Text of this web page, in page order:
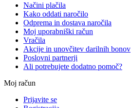
Načini plačila
Kako oddati naročilo
Odprema in dostava naročila
Moj uporabniški račun
Vračila
Akcije in unovčitev darilnih bonov
Poslovni partnerji
Ali potrebujete dodatno pomoč?
Moj račun
Prijavite se